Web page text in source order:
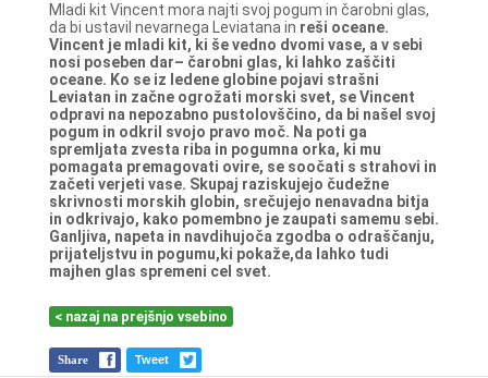
Mladi kit Vincent mora najti svoj pogum in čarobni glas,
da bi ustavil nevarnega Leviatana in reši oceane.
Vincent je mladi kit, ki še vedno dvomi vase, a v sebi
nosi poseben dar– čarobni glas, ki lahko zaščiti
oceane. Ko se iz ledene globine pojavi strašni
Leviatan in začne ogrožati morski svet, se Vincent
odpravi na nepozabno pustolovščino, da bi našel svoj
pogum in odkril svojo pravo moč. Na poti ga
spremljata zvesta riba in pogumna orka, ki mu
pomagatapremagovati ovire, se soočati s strahovi in
začeti verjeti vase. Skupaj raziskujejo čudežne
skrivnosti morskih globin, srečujejo nenavadna bitja
in odkrivajo, kako pomembno jezaupati samemu sebi.
Ganljiva, napeta in navdihujoča zgodba o odraščanju,
prijateljstvu in pogumu,ki pokaže,da lahko tudi
majhen glas spremeni cel svet.
< nazaj na prejšnjo vsebino
Share Tweet